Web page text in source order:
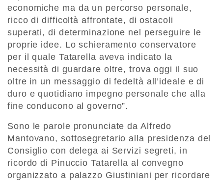
economiche ma da un percorso personale,
ricco di difficoltà affrontate, di ostacoli
superati, di determinazione nel perseguire le
proprie idee. Lo schieramento conservatore
per il quale Tatarella aveva indicato la
necessità di guardare oltre, trova oggi il suo
oltre in un messaggio di fedeltà all’ideale e di
duro e quotidiano impegno personale che alla
fine conducono al governo”.
Sono le parole pronunciate da Alfredo
Mantovano, sottosegretario alla presidenza del
Consiglio con delega ai Servizi segreti, in
ricordo di Pinuccio Tatarella al convegno
organizzato a palazzo Giustiniani per ricordare